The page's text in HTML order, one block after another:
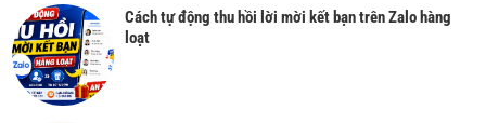
Cách tự động thu hồi lời mời kết bạn trên Zalo hàng
loạt